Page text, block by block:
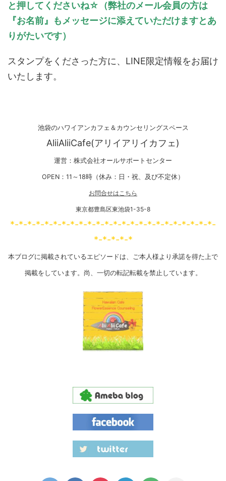
と押してくださいね☆（弊社のメール会員の方は
『お名前』もメッセージに添えていただけますとあ
りがたいです）
スタンプをくださった方に、LINE限定情報をお届け
いたします。
池袋のハワイアンカフェ＆カウンセリングスペース
AliiAliiCafe(アリイアリイカフェ)
運営：株式会社オールサポートセンター
OPEN：11～18時（休み：日・祝、及び不定休）
お問合せはこちら
東京都豊島区東池袋1-35-8
*-*-*-*-*-*-*-*-*-*-*-*-*-*-*-*-*-*-*-*-*-*-*-*-
*-*-*-*-*
本ブログに掲載されているエピソードは、ご本人様より承諾を得た上で
掲載をしています。尚、一切の転記転載を禁止しています。